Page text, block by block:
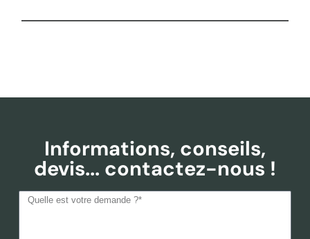
Informations, conseils,
devis... contactez-nous !